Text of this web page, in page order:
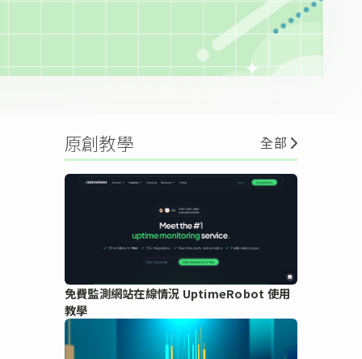
原創教學 全部
免費監測網站在線情況 UptimeRobot 使用
教學